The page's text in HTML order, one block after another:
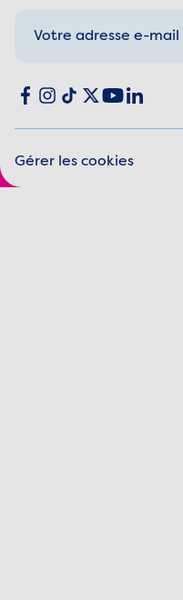
Social media
Facebook
Instagram
TikTok
X YouTube
LinkedIn
Mentions
Gérer les cookies